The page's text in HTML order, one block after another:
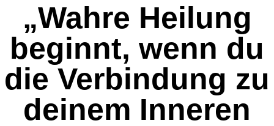
„Wahre Heilung
beginnt, wenn du
die Verbindung zu
deinem Inneren